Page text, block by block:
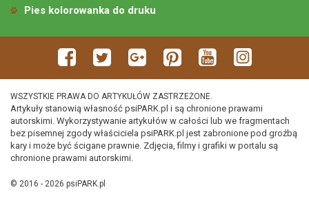
Pies kolorowanka do druku
WSZYSTKIE PRAWA DO ARTYKUŁÓW ZASTRZEŻONE.
Artykuły stanowią własność psiPARK.pl i są chronione prawami
autorskimi. Wykorzystywanie artykułów w całości lub we fragmentach
bez pisemnej zgody właściciela psiPARK.pl jest zabronione pod groźbą
kary i może być ścigane prawnie. Zdjęcia, filmy i grafiki w portalu są
chronione prawami autorskimi.
© 2016 - 2026 psiPARK.pl